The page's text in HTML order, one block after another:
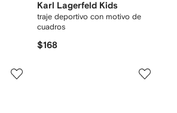
Karl Lagerfeld Kids
traje deportivo con motivo de
cuadros
$168